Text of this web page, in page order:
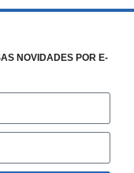
NOVIDADES POR E-